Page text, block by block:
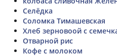
Селёдка
Соломка Тимашевская
Хлеб зерновоой с
Отварной рис
Кофе с молоком